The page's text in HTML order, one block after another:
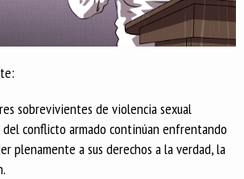
sobrevivientes de violencia sexual
conflicto armado continúan enfrentando
plenamente a sus derechos a la verdad, la